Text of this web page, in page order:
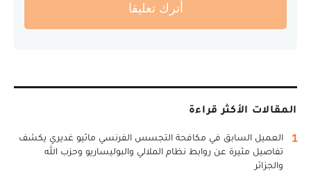
أترك تعليقا
المقالات الأكثر قراءة
1
العميل السابق في مكافحة التجسس الفرنسي ماثيو غديري يكشف
تفاصيل مثيرة عن روابط نظام الملالي والبوليساريو وحزب الله
والجزائر